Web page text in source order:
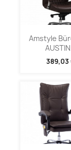
Amstyle
389,03